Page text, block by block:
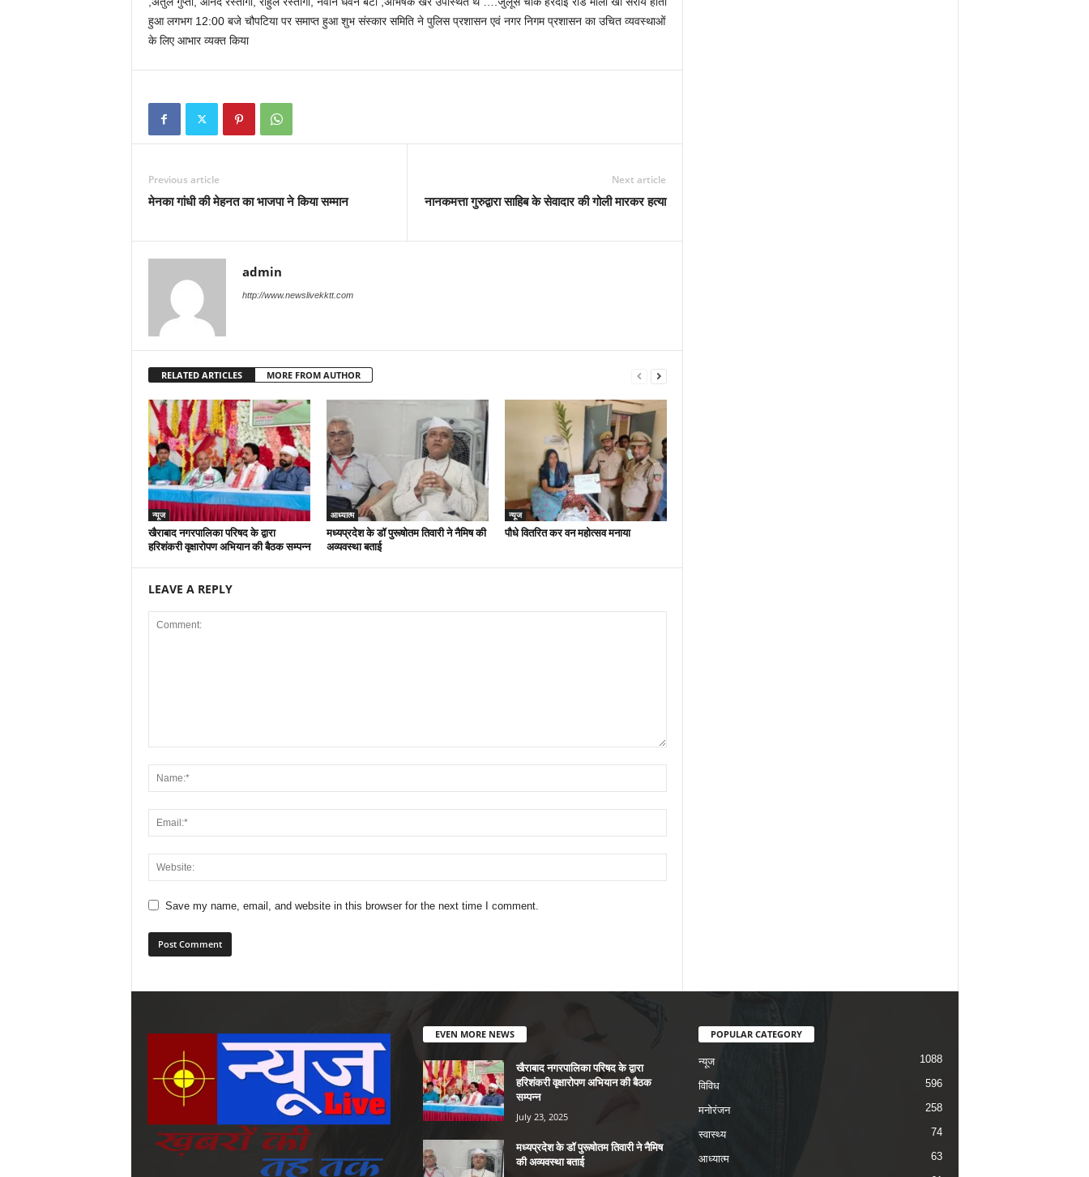
हुआ लगभग 12:00 बजे चौपटिया पर समाप्त हुआ शुभ संस्कार समिति ने पुलिस प्रशासन एवं नगर निगम प्रशासन का उचित व्यवस्थाओं
के लिए आभार व्यक्त किया
Previous article
मेनका गांधी की मेहनत का भाजपा ने किया सम्मान
Next article
नानकमत्ता गुरुद्वारा साहिब के सेवादार की गोली मारकर हत्या
admin
http://www.newslivekktt.com
RELATED ARTICLES MORE FROM AUTHOR
न्यूज
खैराबाद नगरपालिका परिषद के द्वारा
हरिशंकरी वृक्षारोपण अभियान की बैठक सम्पन्न
आध्यात्म
मध्यप्रदेश के डॉ पुरूषोतम तिवारी ने नैमिष की
अव्यवस्था बताई
न्यूज
पौधे वितरित कर वन महोत्सव मनाया
LEAVE A REPLY
Save my name, email, and website in this browser for the next time I comment.
EVEN MORE NEWS
खैराबाद नगरपालिका परिषद के द्वारा
हरिशंकरी वृक्षारोपण अभियान की बैठक
सम्पन्न
July 23, 2025
मध्यप्रदेश के डॉ पुरूषोतम तिवारी ने नैमिष
की अव्यवस्था बताई
POPULAR CATEGORY
न्यूज 1088
विविध 596
मनोरंजन 258
स्वास्थ्य 74
आध्यात्म 63